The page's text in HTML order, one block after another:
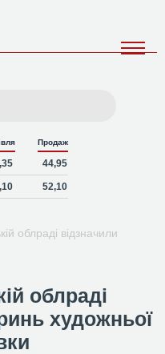
Продаж
44,95
52,10
облраді відзначили
облраді
художньої